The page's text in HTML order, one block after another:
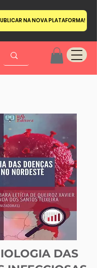
NA NOVA PLATAFORMA!
DAS